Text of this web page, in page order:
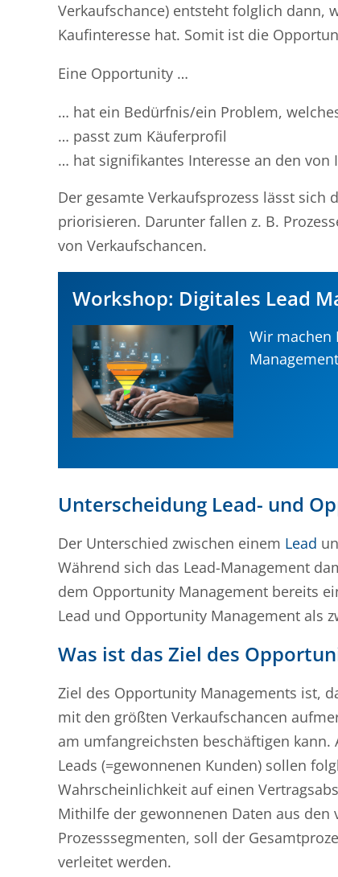
Verkaufschance) entsteht folglich dann,
Kaufinteresse hat. Somit ist die
Eine Opportunity …
… hat ein Bedürfnis/ein Problem,
… passt zum Käuferprofil
… hat signifikantes Interesse an den
Der gesamte Verkaufsprozess lässt
priorisieren. Darunter fallen z. B.
von Verkaufschancen.
Workshop: Digitales Lead
Wir machen
Unterscheidung Lead- und
Der Unterschied zwischen einem Lead
Während sich das Lead-Management
dem Opportunity Management bereits
Lead und Opportunity Management als
Was ist das Ziel des
Ziel des Opportunity Managements ist,
mit den größten Verkaufschancen
am umfangreichsten beschäftigen kann.
Leads (=gewonnenen Kunden) sollen
Wahrscheinlichkeit auf einen
Mithilfe der gewonnenen Daten aus den
Prozesssegmenten, soll der
verleitet werden.